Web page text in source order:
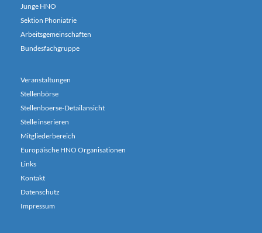
Junge HNO
Sektion Phoniatrie
Arbeitsgemeinschaften
Bundesfachgruppe
Veranstaltungen
Stellenbörse
Stellenboerse-Detailansicht
Stelle inserieren
Mitgliederbereich
Europäische HNO Organisationen
Links
Kontakt
Datenschutz
Impressum